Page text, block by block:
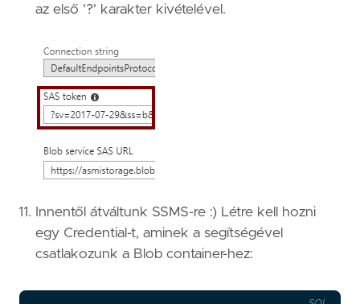
az első '?' karakter kivételével.
Innentől átváltunk SSMS-re :) Létre kell hozni
egy Credential-t, aminek a segítségével
csatlakozunk a Blob container-hez: